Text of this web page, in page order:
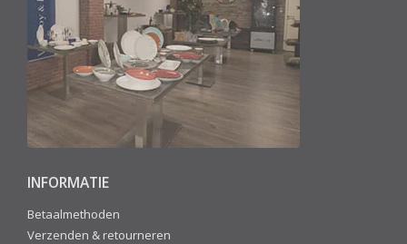
INFORMATIE
Betaalmethoden
Verzenden & retourneren